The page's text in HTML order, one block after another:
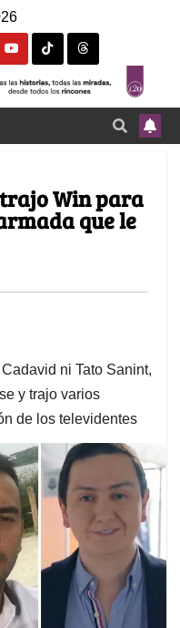
Win para
que le
ni Tato Sanint,
y trajo varios
de los televidentes